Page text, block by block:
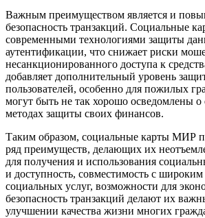
Важным преимуществом является и
безопасность транзакций. Социальные
современными технологиями защиты
аутентификации, что снижает риски
несанкционированного доступа к
добавляет дополнительный уровень
пользователей, особенно для пожилых
могут быть не так хорошо осведомлены
методах защиты своих финансов.
Таким образом, социальные карты МИР
ряд преимуществ, делающих их
для получения и использования
и доступность, совместимость с
социальных услуг, возможности для
безопасность транзакций делают их
улучшении качества жизни многих